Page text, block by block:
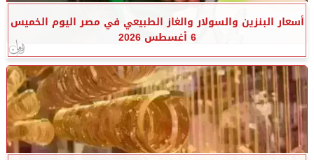
أسعار البنزين والسولار والغاز الطبيعي في مصر اليوم الخميس
6 أغسطس 2026